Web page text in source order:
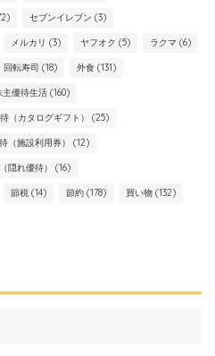
セブンイレブン (3)
メルカリ (3) ヤフオク (5) ラクマ (6)
回転寿司 (18) 外食 (131)
主優待生活 (160)
（カタログギフト） (25)
（施設利用券） (12)
隠れ優待） (16)
節税 (14) 節約 (178) 買い物 (132)